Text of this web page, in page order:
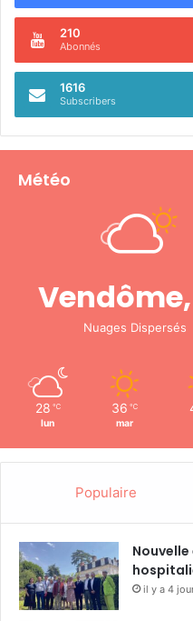
210
Abonnés
1616
Subscribers
Météo
Vendôme,
Nuages Dispersés
28 ℃
lun
36 ℃
mar
Populaire
il y a 4